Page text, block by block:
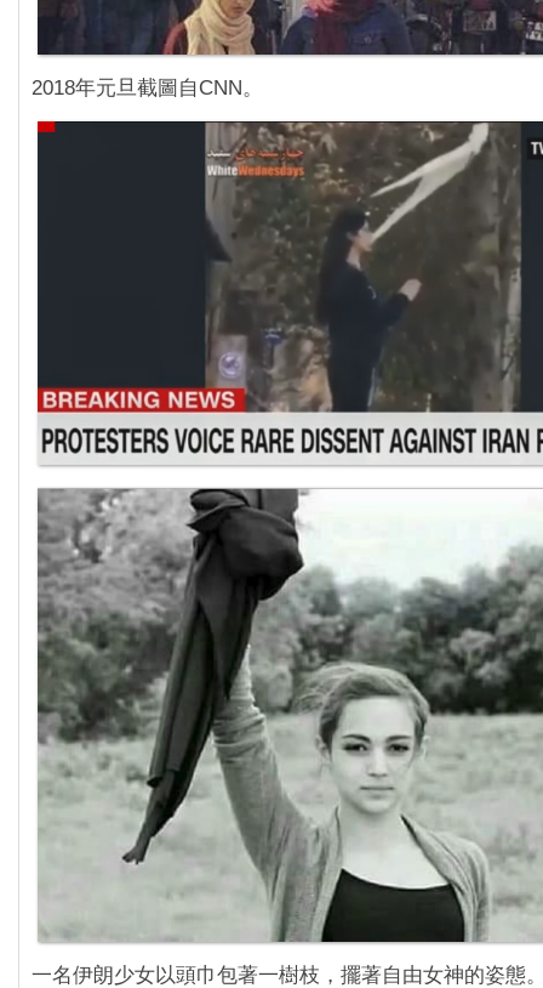
2018年元旦截圖自CNN。
一名伊朗少女以頭巾包著一樹枝，擺著自由女神的姿態